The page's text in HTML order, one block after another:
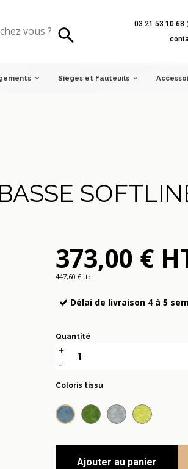
03 21 53 10 68
Sièges et Fauteuils
373,00 €
447,60 € ttc
Délai de livraison 4 à 5
Coloris tissu
Feld Bleu 858
Feld vert 848
Feld Gris 620
Felt Jaune
Quantité
Ajouter au panier